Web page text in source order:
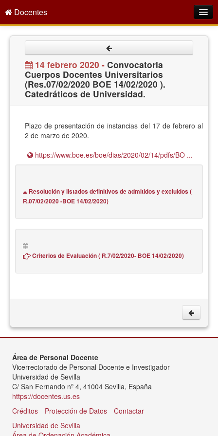
Docentes
Empleo Público
Gestión PDI
Formación y Evaluación
Acción Social
Directorio
14 febrero 2020 - Convocatoria
Cuerpos Docentes Universitarios
(Res.07/02/2020 BOE 14/02/2020 ).
Catedráticos de Universidad.
Plazo de presentación de instancias del 17 de febrero al
2 de marzo de 2020.
https://www.boe.es/boe/dias/2020/02/14/pdfs/BO ...
Resolución y listados definitivos de admitidos y excluidos (
R.07/02/2020 -BOE 14/02/2020)
Criterios de Evaluación ( R.7/02/2020- BOE 14/02/2020)
Área de Personal Docente
Vicerrectorado de Personal Docente e Investigador
Universidad de Sevilla
C/ San Fernando nº 4, 41004 Sevilla, España
https://docentes.us.es
Créditos
Protección de Datos
Contactar
Universidad de Sevilla